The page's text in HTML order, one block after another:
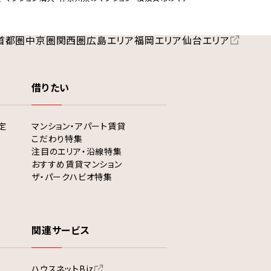
都圏中京圏関西圏広島エリア福岡エリア仙台エリア
借りたい
マンション・アパート賃貸
こだわり特集
注目のエリア・沿線特集
おすすめ賃貸マンション
ザ・パークハビオ特集
関連サービス
ハウスネットBiz